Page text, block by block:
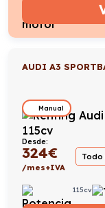
AUDI A3
Manual
Desde:
324€
/mes+IVA
Todo
115cv